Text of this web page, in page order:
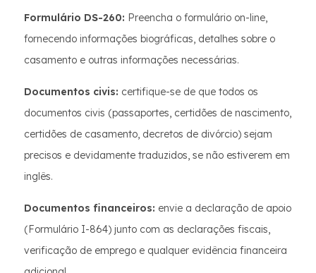
Formulário DS-260: Preencha o formulário on-line,
fornecendo informações biográficas, detalhes sobre o
casamento e outras informações necessárias.
Documentos civis: certifique-se de que todos os
documentos civis (passaportes, certidões de nascimento,
certidões de casamento, decretos de divórcio) sejam
precisos e devidamente traduzidos, se não estiverem em
inglês.
Documentos financeiros: envie a declaração de apoio
(Formulário I-864) junto com as declarações fiscais,
verificação de emprego e qualquer evidência financeira